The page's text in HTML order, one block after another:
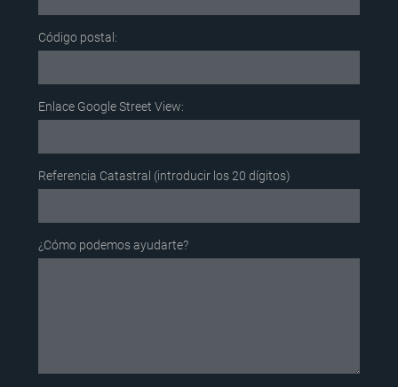
Código postal:
Enlace Google Street View:
Referencia Catastral (introducir los 20 dígitos)
¿Cómo podemos ayudarte?